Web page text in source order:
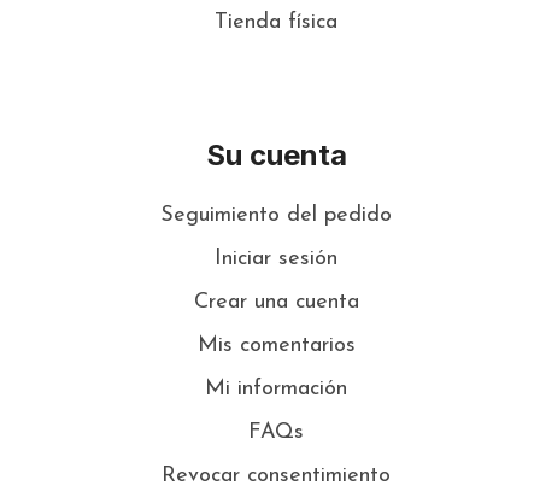
Tienda física
Su cuenta
Seguimiento del pedido
Iniciar sesión
Crear una cuenta
Mis comentarios
Mi información
FAQs
Revocar consentimiento